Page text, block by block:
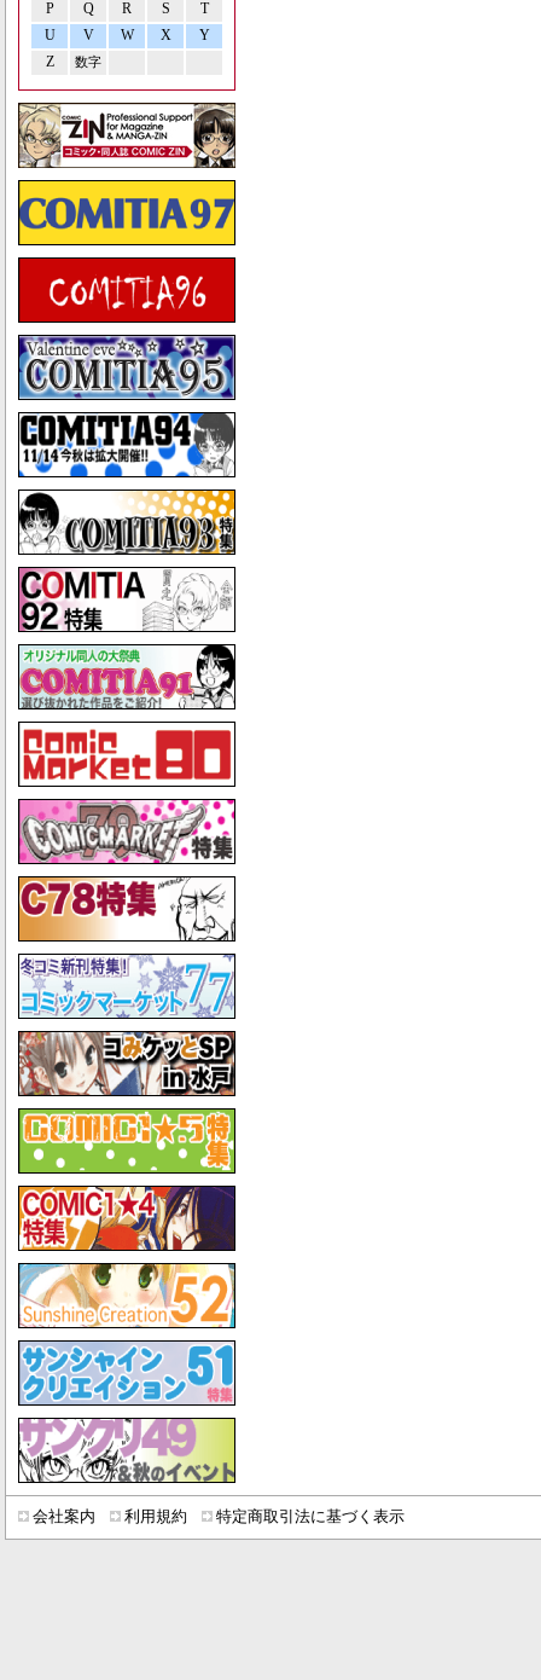
P Q R S
T
U
V W X
Y
Z
数字
会社案内 利用規約 特定商取引法に基づく表示